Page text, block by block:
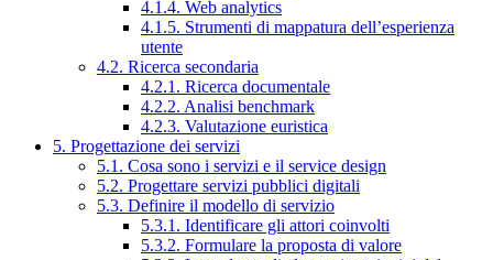
4.1.4. Web analytics
4.1.5. Strumenti di mappatura dell’esperienza
utente
4.2. Ricerca secondaria
4.2.1. Ricerca documentale
4.2.2. Analisi benchmark
4.2.3. Valutazione euristica
5. Progettazione dei servizi
5.1. Cosa sono i servizi e il service design
5.2. Progettare servizi pubblici digitali
5.3. Definire il modello di servizio
5.3.1. Identificare gli attori coinvolti
5.3.2. Formulare la proposta di valore